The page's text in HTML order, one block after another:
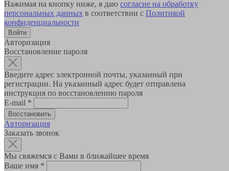
Нажимая на кнопку ниже, я даю согласие на обработку
персональных данных в соответствии с Политикой
конфиденциальности
Авторизация
Восстановление пароля
Введите адрес электронной почты, указанный при
регистрации. На указанный адрес будет отправлена
инструкция по восстановлению пароля
E-mail *
Авторизация
Заказать звонок
Мы свяжемся с Вами в ближайшее время
Ваше имя *